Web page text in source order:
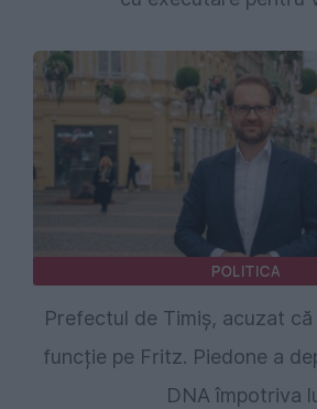
POLITICA
Prefectul de Timiș, acuzat
funcție pe Fritz. Piedone a
DNA împotriva